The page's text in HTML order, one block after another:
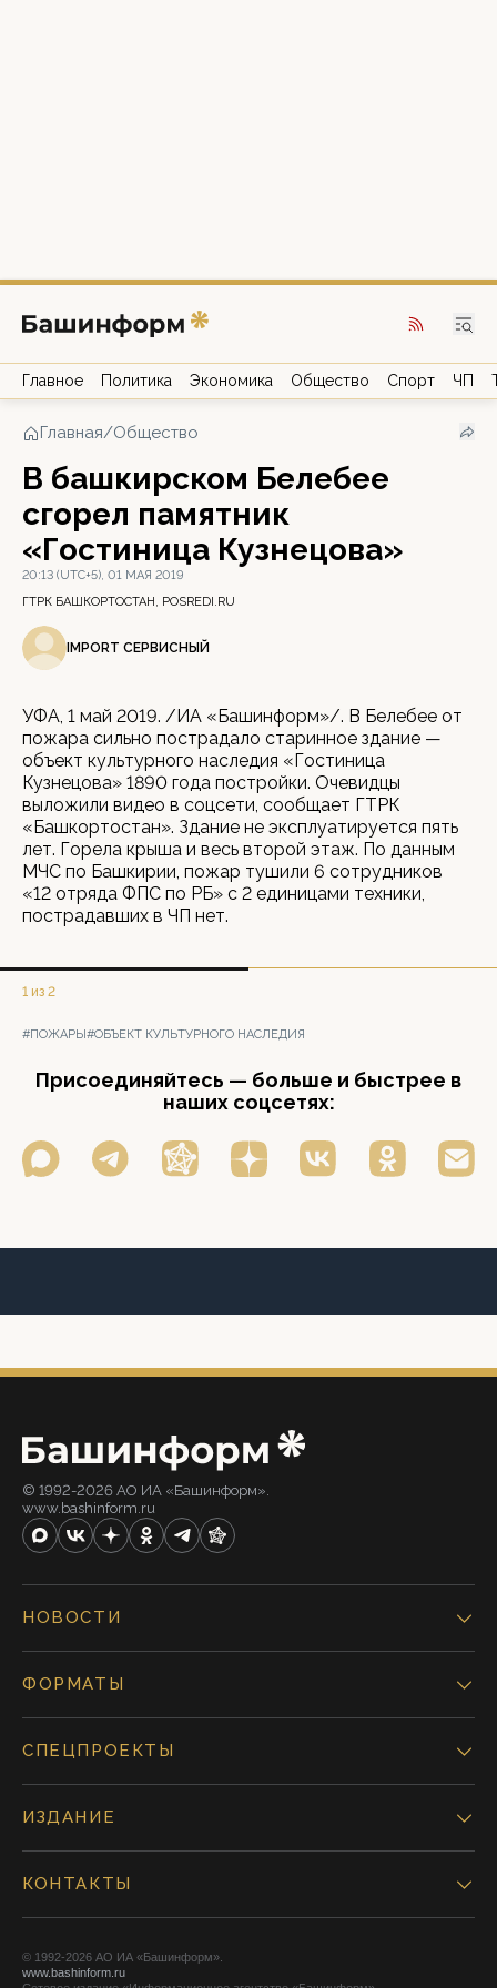
Главное Политика Экономика Общество Спорт ЧП
Главная/Общество
В башкирском Белебее
сгорел памятник
«Гостиница Кузнецова»
20:13 (UTC+5), 01 МАЯ 2019
ГТРК БАШКОРТОСТАН, POSREDI.RU
IMPORT СЕРВИСНЫЙ
УФА, 1 май 2019. /ИА «Башинформ»/. В Белебее от
пожара сильно пострадало старинное здание —
объект культурного наследия «Гостиница
Кузнецова» 1890 года постройки. Очевидцы
выложили видео в соцсети, сообщает ГТРК
«Башкортостан». Здание не эксплуатируется пять
лет. Горела крыша и весь второй этаж. По данным
МЧС по Башкирии, пожар тушили 6 сотрудников
«12 отряда ФПС по РБ» с 2 единицами техники,
пострадавших в ЧП нет.
1 из 2
#ПОЖАРЫ#ОБЪЕКТ КУЛЬТУРНОГО НАСЛЕДИЯ
Присоединяйтесь — больше и быстрее в
наших соцсетях:
© 1992-2026 АО ИА «Башинформ».
www.bashinform.ru
НОВОСТИ
ФОРМАТЫ
СПЕЦПРОЕКТЫ
ИЗДАНИЕ
КОНТАКТЫ
© 1992-2026 АО ИА «Башинформ».
www.bashinform.ru